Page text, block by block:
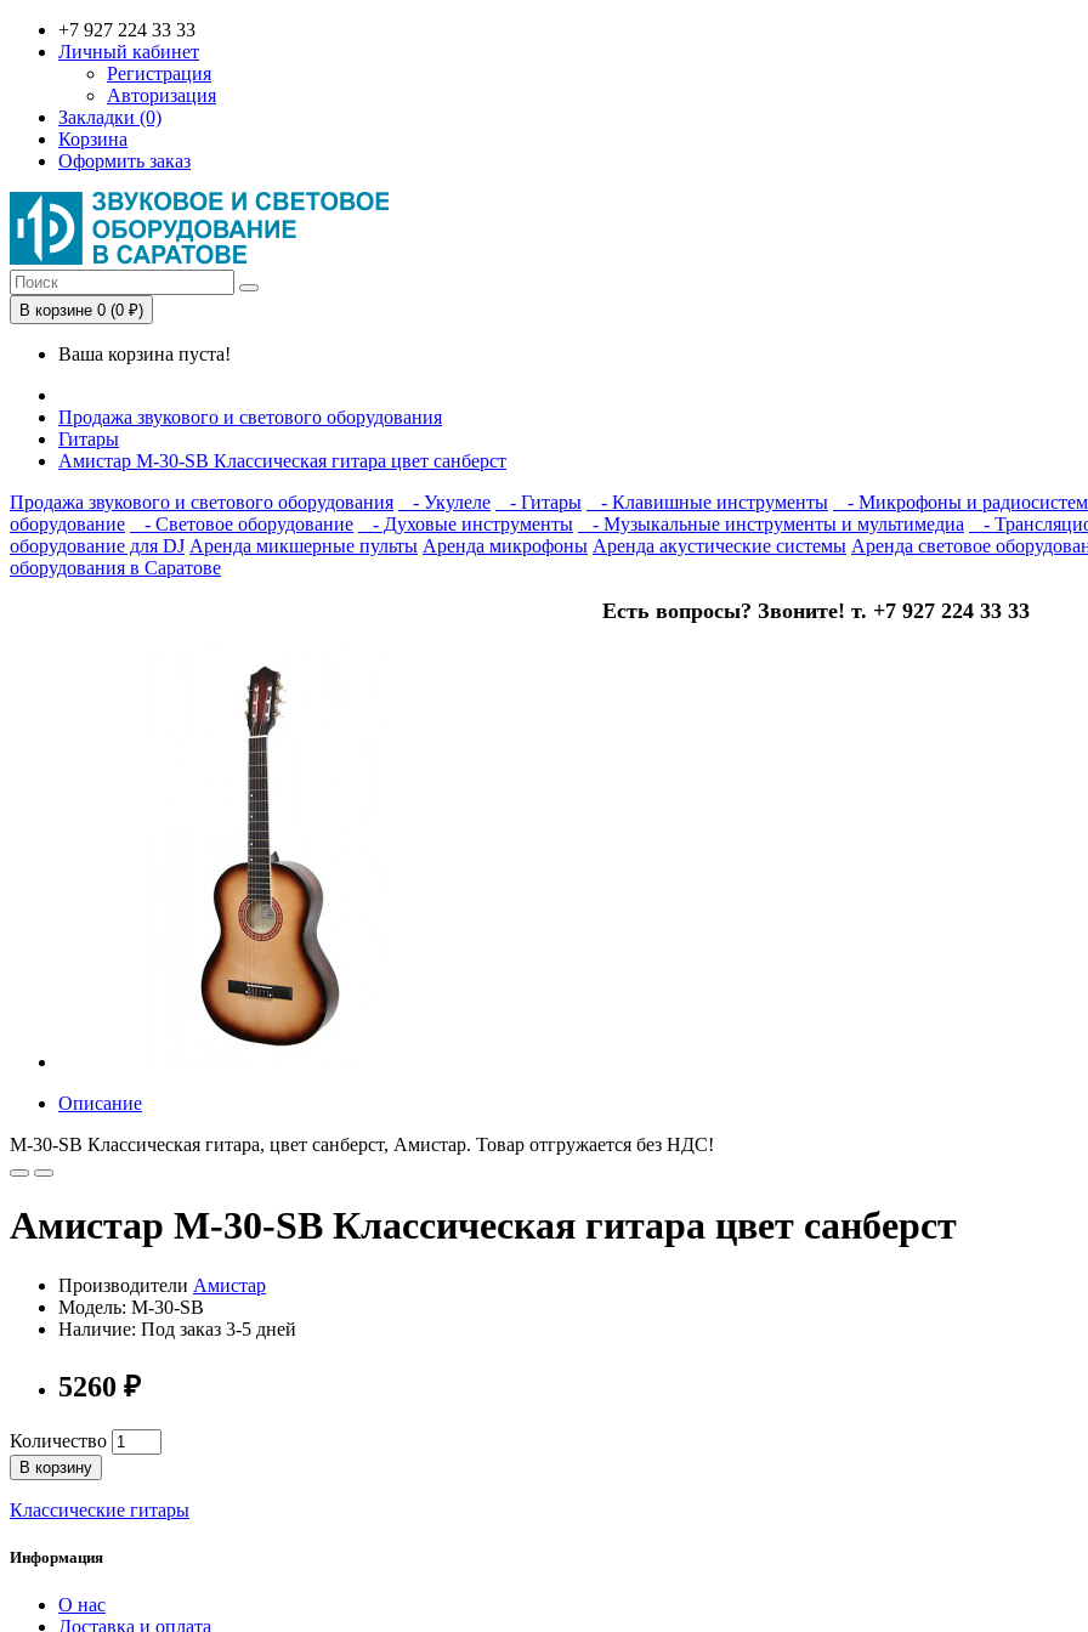
+7 927 224 33 33
Личный кабинет
Регистрация
Авторизация
Закладки (0)
Корзина
Оформить заказ
В корзине 0 (0 ₽)
Ваша корзина пуста!
Продажа звукового и светового оборудования
Гитары
Амистар M-30-SB Классическая гитара цвет санберст
Продажа звукового и светового оборудования
- Укулеле - Гитары - Клавишные инструменты - Микрофоны и
оборудование
- Световое оборудование - Духовые инструменты - Музыкальные инструменты и мультимедиа -
оборудование для DJ Аренда микшерные пульты Аренда микрофоны Аренда акустические системы Аренда световое
оборудования в Саратове
Есть вопросы? Звоните! т. +7 927 224 33 33
Описание
M-30-SB Классическая гитара, цвет санберст, Амистар. Товар отгружается без НДС!
Амистар M-30-SB Классическая гитара цвет санберст
Производители Амистар
Модель: M-30-SB
Наличие: Под заказ 3-5 дней
5260 ₽
Количество
В корзину
Классические гитары
Информация
О нас
Доставка и оплата